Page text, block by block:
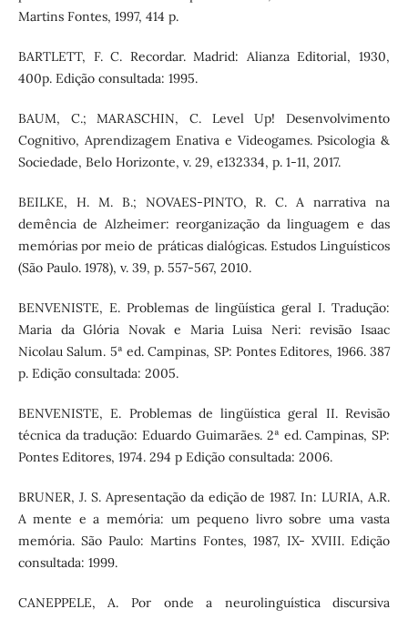
Martins Fontes, 1997, 414 p.
BARTLETT, F. C. Recordar. Madrid: Alianza Editorial, 1930,
400p. Edição consultada: 1995.
BAUM, C.; MARASCHIN, C. Level Up! Desenvolvimento
Cognitivo, Aprendizagem Enativa e Videogames. Psicologia &
Sociedade, Belo Horizonte, v. 29, e132334, p. 1-11, 2017.
BEILKE, H. M. B.; NOVAES-PINTO, R. C. A narrativa na
demência de Alzheimer: reorganização da linguagem e das
memórias por meio de práticas dialógicas. Estudos Linguísticos
(São Paulo. 1978), v. 39, p. 557-567, 2010.
BENVENISTE, E. Problemas de lingüística geral I. Tradução:
Maria da Glória Novak e Maria Luisa Neri: revisão Isaac
Nicolau Salum. 5ª ed. Campinas, SP: Pontes Editores, 1966. 387
p. Edição consultada: 2005.
BENVENISTE, E. Problemas de lingüística geral II. Revisão
técnica da tradução: Eduardo Guimarães. 2ª ed. Campinas, SP:
Pontes Editores, 1974. 294 p Edição consultada: 2006.
BRUNER, J. S. Apresentação da edição de 1987. In: LURIA, A.R.
A mente e a memória: um pequeno livro sobre uma vasta
memória. São Paulo: Martins Fontes, 1987, IX- XVIII. Edição
consultada: 1999.
CANEPPELE, A. Por onde a neurolinguística discursiva